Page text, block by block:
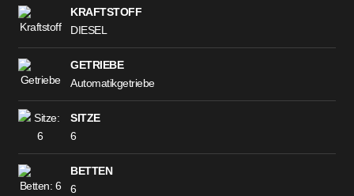
KRAFTSTOFF
DIESEL
GETRIEBE
Automatikgetriebe
SITZE
6
BETTEN
6